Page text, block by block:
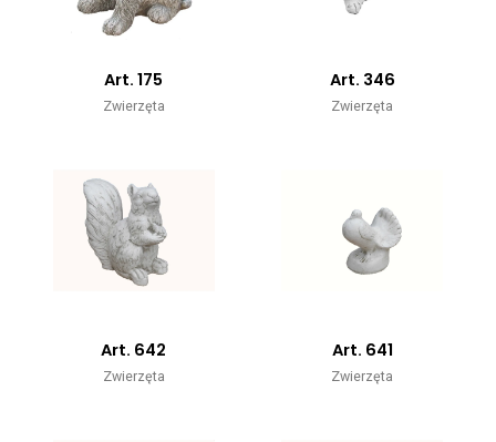
Art. 175
Zwierzęta
Art. 346
Zwierzęta
Art. 642
Zwierzęta
Art. 641
Zwierzęta